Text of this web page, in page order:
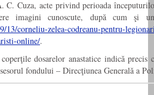
C. Cuza, acte privind perioada
imagini cunoscute, după cum şi
13/corneliu-zelea-codreanu-pentru-
online/.
dosarelor anastatice indică
fondului – Direcţiunea Generală a